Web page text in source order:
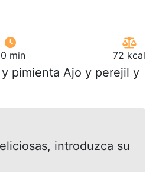
min 72 kcal
pimienta Ajo y perejil y
introduzca su